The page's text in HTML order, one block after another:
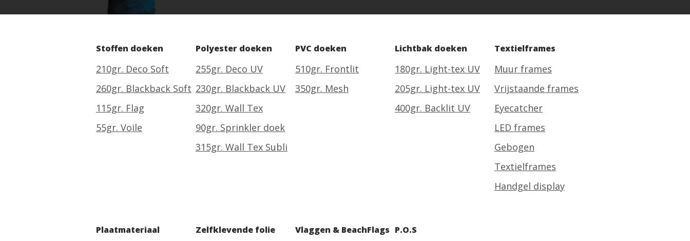
Stoffen doeken
210gr. Deco Soft
260gr. Blackback Soft
115gr. Flag
55gr. Voile
Polyester doeken
255gr. Deco UV
230gr. Blackback UV
320gr. Wall Tex
90gr. Sprinkler doek
315gr. Wall Tex Subli
PVC doeken
510gr. Frontlit
350gr. Mesh
Lichtbak doeken
180gr. Light-tex UV
205gr. Light-tex UV
400gr. Backlit UV
Textielframes
Muur frames
Vrijstaande frames
Eyecatcher
LED frames
Gebogen
Textielframes
Handgel display
Plaatmateriaal Zelfklevende folie Vlaggen & BeachFlags P.O.S